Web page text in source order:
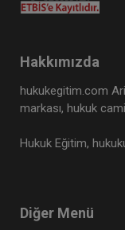
Hakkımızda
hukukegitim.com
markası, hukuk
Hukuk Eğitim,
Diğer Menü